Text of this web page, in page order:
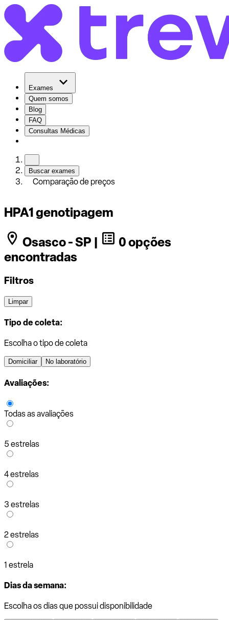
Exames
Quem somos
Blog
FAQ
Consultas Médicas
Buscar exames
Comparação de preços
HPA1 genotipagem
Osasco - SP |
0 opções
encontradas
Filtros
Limpar
Tipo de coleta:
Escolha o tipo de coleta
Domiciliar No laboratório
Avaliações:
Todas as avaliações
5 estrelas
4 estrelas
3 estrelas
2 estrelas
1 estrela
Dias da semana:
Escolha os dias que possui disponibilidade